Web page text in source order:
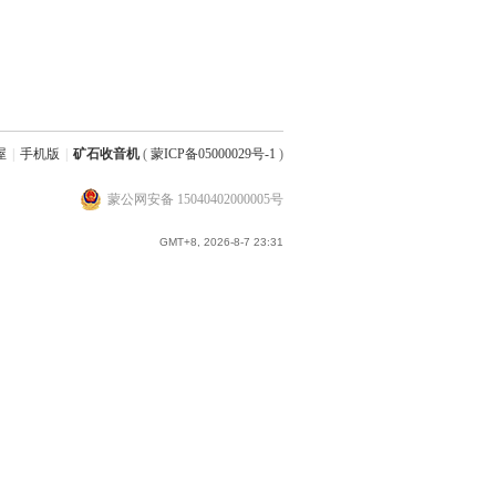
手机版 矿石收音机( 蒙ICP备05000029号-1 )
蒙公网安备 15040402000005号
GMT+8, 2026-8-7 23:31